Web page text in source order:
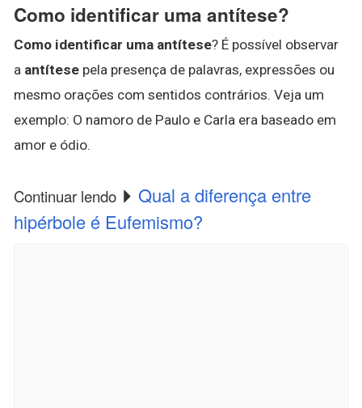
Como identificar uma antítese?
Como identificar uma antítese? É possível observar
a antítese pela presença de palavras, expressões ou
mesmo orações com sentidos contrários. Veja um
exemplo: O namoro de Paulo e Carla era baseado em
amor e ódio.
Continuar lendo
Qual a diferença entre
hipérbole é Eufemismo?